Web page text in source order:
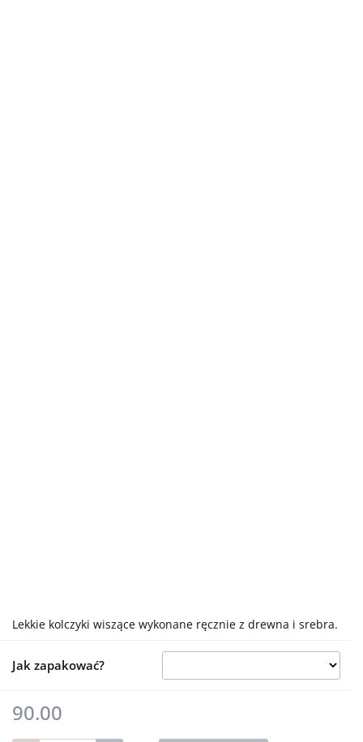
Lekkie kolczyki wiszące wykonane ręcznie z drewna i srebra.
Jak zapakować?
90.00